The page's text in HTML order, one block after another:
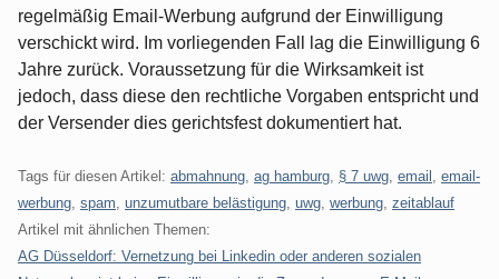
regelmäßig Email-Werbung aufgrund der Einwilligung
verschickt wird. Im vorliegenden Fall lag die Einwilligung 6
Jahre zurück. Voraussetzung für die Wirksamkeit ist
jedoch, dass diese den rechtliche Vorgaben entspricht und
der Versender dies gerichtsfest dokumentiert hat.
Tags für diesen Artikel: abmahnung ag hamburg § 7 uwg email
email-
werbung spam unzumutbare belästigung uwg werbung zeitablauf
Artikel mit ähnlichen Themen:
AG Düsseldorf: Vernetzung bei Linkedin oder anderen sozialen